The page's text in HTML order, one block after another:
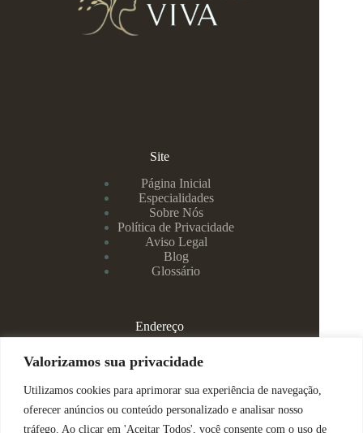
Valorizamos sua privacidade
Utilizamos cookies para aprimorar sua experiência de navegação,
oferecer anúncios ou conteúdo personalizado e analisar nosso
tráfego. Ao clicar em 'Aceitar Todos', você consente com o uso de
Site
Página Inicial
Especialidades
Sobre Nós
Política de Privacidade
Aviso Legal
Blog
Glossário
Endereço
Rua Rei Alberto, 108 / 705 - Centro - Juiz de Fora/MG
(32) 99829-3800 - Dra Eduarda